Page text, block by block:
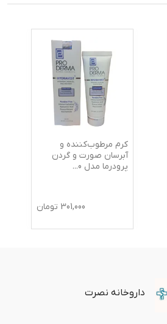
کرم مرطوب‌کننده و
آبرسان صورت و گردن
پرودرما مدل 0
...
301,000 تومان
داروخانه نصرت